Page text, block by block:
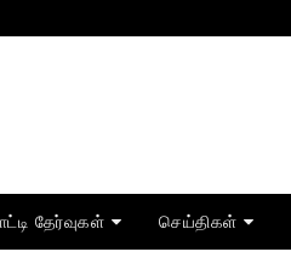
தேர்வுகள் செய்திகள்